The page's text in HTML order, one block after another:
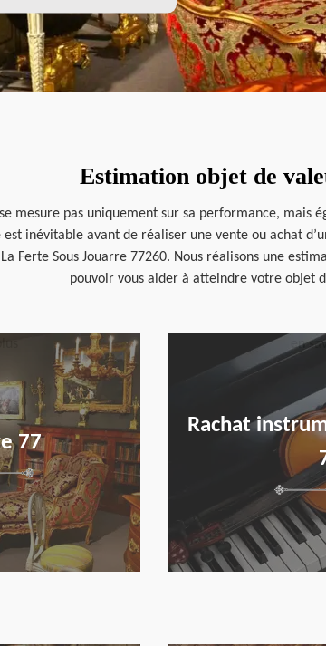
Estimation objet de
mesure pas uniquement sur sa performance,
est inévitable avant de réaliser une vente ou achat
Ferte Sous Jouarre 77260. Nous réalisons une
pouvoir vous aider à atteindre votre objet
77
Rachat
en